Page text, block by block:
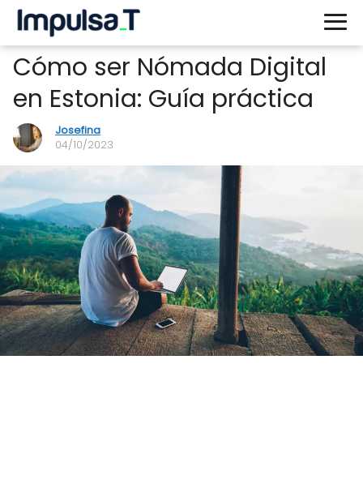
Cómo ser Nómada Digital
en Estonia: Guía práctica
Josefina
04/10/2023